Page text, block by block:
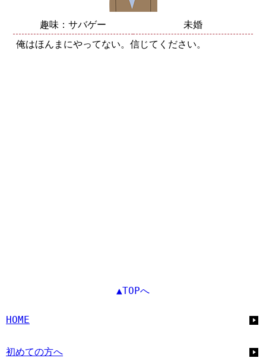
趣味：サバゲー
未婚
俺はほんまにやってない。信じてください。
▲TOPへ
HOME
初めての方へ